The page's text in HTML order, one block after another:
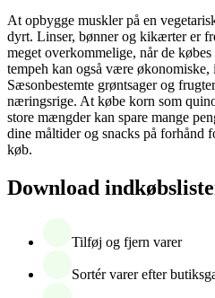
At opbygge muskler på en
dyrt. Linser, bønner og kikærter er
meget overkommelige, når de
tempeh kan også være
Sæsonbestemte grøntsager og
næringsrige. At købe korn som
store mængder kan spare mange
dine måltider og snacks på forhånd
køb.
Download
Tilføj og fjern varer
Sortér varer efter